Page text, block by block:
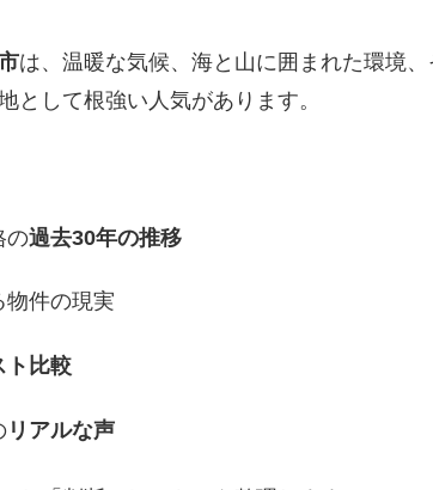
は、温暖な気候、海と山に囲まれた環境
として根強い人気があります。
の過去30年の推移
物件の現実
ト比較
リアルな声